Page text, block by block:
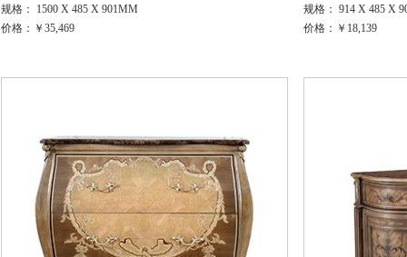
规格： 1500 X 485 X 901MM
价格：￥35,469
规格： 914 X 485 X
价格：￥18,139